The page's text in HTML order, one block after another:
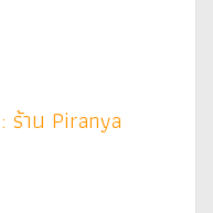
าน Piranya